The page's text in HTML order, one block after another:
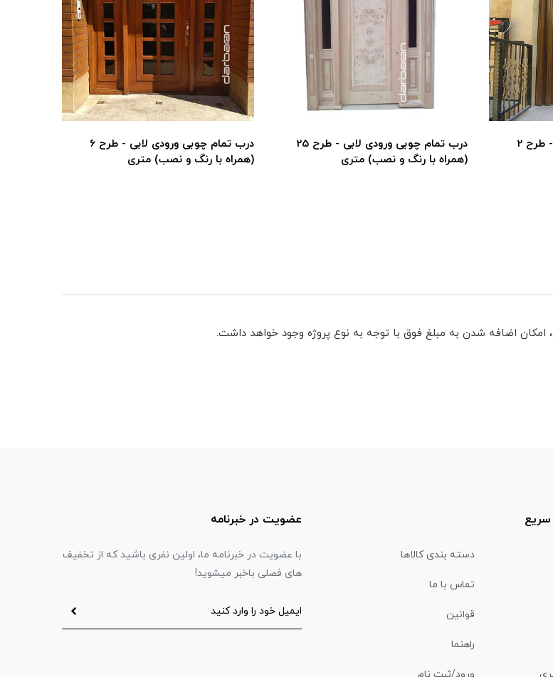
درب تمام چوبی ورودی لابی - طرح 2
درب تمام چوبی ورودی لابی - طرح 25
(همراه با رنگ و نصب) متری
درب تمام چوبی ورودی لابی - طرح 6
(همراه با رنگ و نصب) متری
اضافه شدن به مبلغ فوق با توجه به نوع پروژه وجود خواهد داشت.
دسته بندی کالاها
تماس با ما
قوانین
راهنما
عضویت در خبرنامه
با عضویت در خبرنامه ما، اولین نفری باشید که از تخفیف
های فصلی باخبر میشوید!